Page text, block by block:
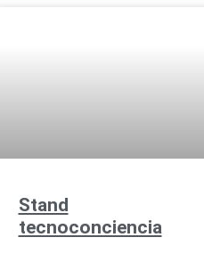
Stand
tecnoconciencia